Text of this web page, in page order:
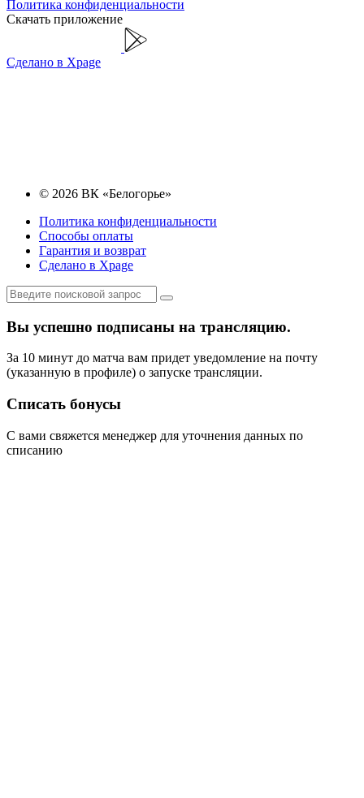
Политика конфиденциальности
Скачать приложение
Сделано в Xpage
© 2026 ВК «Белогорье»
Политика конфиденциальности
Способы оплаты
Гарантия и возврат
Сделано в Xpage
Вы успешно подписаны на трансляцию.
За 10 минут до матча вам придет уведомление на почту
(указанную в профиле) о запуске трансляции.
Списать бонусы
С вами свяжется менеджер для уточнения данных по
списанию